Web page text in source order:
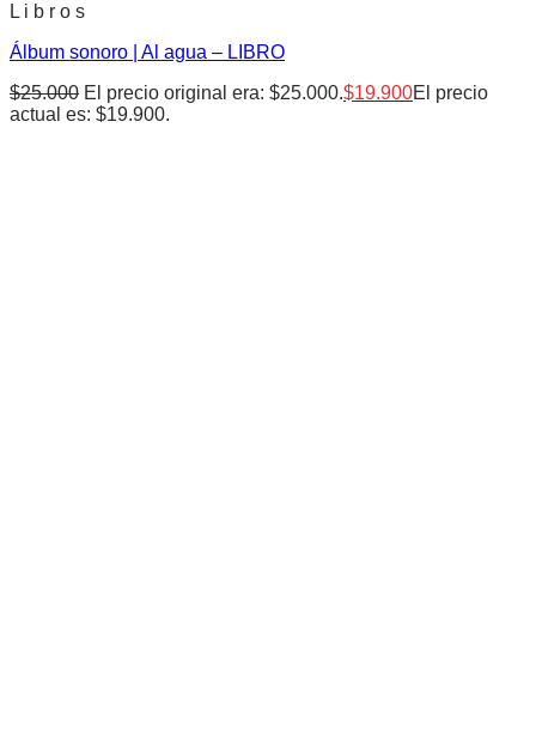
L i b r o s
Álbum sonoro | Al agua – LIBRO
$25.000 El precio original era: $25.000.$19.900El precio
actual es: $19.900.